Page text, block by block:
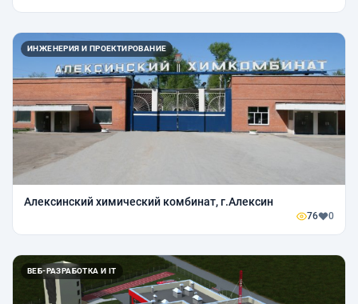
ИНЖЕНЕРИЯ И ПРОЕКТИРОВАНИЕ
Алексинский химический комбинат, г.Алексин
76 0
ВЕБ-РАЗРАБОТКА И IT